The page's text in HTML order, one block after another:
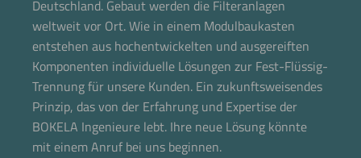
Deutschland. Gebaut werden die Filteranlagen
weltweit vor Ort. Wie in einem Modulbaukasten
entstehen aus hochentwickelten und ausgereiften
Komponenten individuelle Lösungen zur Fest-Flüssig-
Trennung für unsere Kunden. Ein zukunftsweisendes
Prinzip, das von der Erfahrung und Expertise der
BOKELA Ingenieure lebt. Ihre neue Lösung könnte
mit einem Anruf bei uns beginnen.